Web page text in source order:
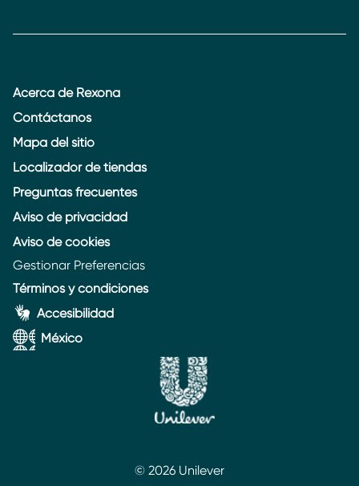
Acerca de Rexona
Contáctanos
Mapa del sitio
Localizador de tiendas
Preguntas frecuentes
Aviso de privacidad
Aviso de cookies
Gestionar Preferencias
Términos y condiciones
Accesibilidad
México
© 2026 Unilever